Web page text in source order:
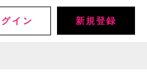
イン 新規登録